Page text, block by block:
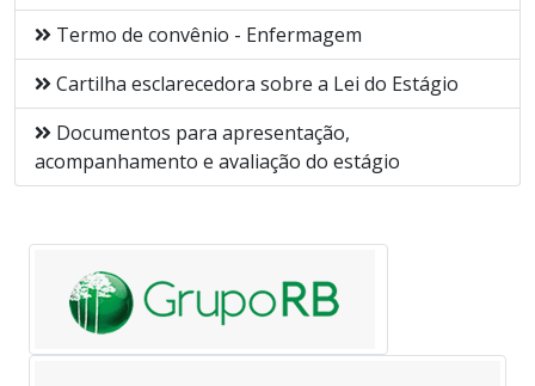
Termo de convênio - Enfermagem
Cartilha esclarecedora sobre a Lei do Estágio
Documentos para apresentação,
acompanhamento e avaliação do estágio